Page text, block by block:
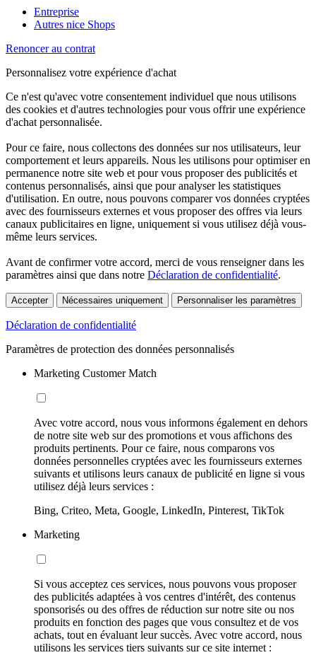
Entreprise
Autres nice Shops
Renoncer au contrat
Personnalisez votre expérience d'achat
Ce n'est qu'avec votre consentement individuel que nous utilisons
des cookies et d'autres technologies pour vous offrir une expérience
d'achat personnalisée.
Pour ce faire, nous collectons des données sur nos utilisateurs, leur
comportement et leurs appareils. Nous les utilisons pour optimiser en
permanence notre site web et pour vous proposer des publicités et
contenus personnalisés, ainsi que pour analyser les statistiques
d'utilisation. En outre, nous pouvons comparer vos données cryptées
avec des fournisseurs externes et vous proposer des offres via leurs
canaux publicitaires en ligne, uniquement si vous utilisez déjà vous-
même leurs services.
Avant de confirmer votre accord, merci de vous renseigner dans les
paramètres ainsi que dans notre Déclaration de confidentialité.
Accepter Nécessaires uniquement Personnaliser les paramètres
Déclaration de confidentialité
Paramètres de protection des données personnalisés
Marketing Customer Match
Avec votre accord, nous vous informons également en dehors
de notre site web sur des promotions et vous affichons des
produits pertinents. Pour ce faire, nous comparons vos
données personnelles cryptées avec les fournisseurs externes
suivants et utilisons leurs canaux de publicité en ligne si vous
utilisez déjà leurs services :
Bing, Criteo, Meta, Google, LinkedIn, Pinterest, TikTok
Marketing
Si vous acceptez ces services, nous pouvons vous proposer
des publicités adaptées à vos centres d'intérêt, des contenus
sponsorisés ou des offres de réduction sur notre site ou nos
produits en fonction des pages que vous consultez et de vos
achats, tout en évaluant leur succès. Avec votre accord, nous
utilisons les services tiers suivants sur ce site internet :